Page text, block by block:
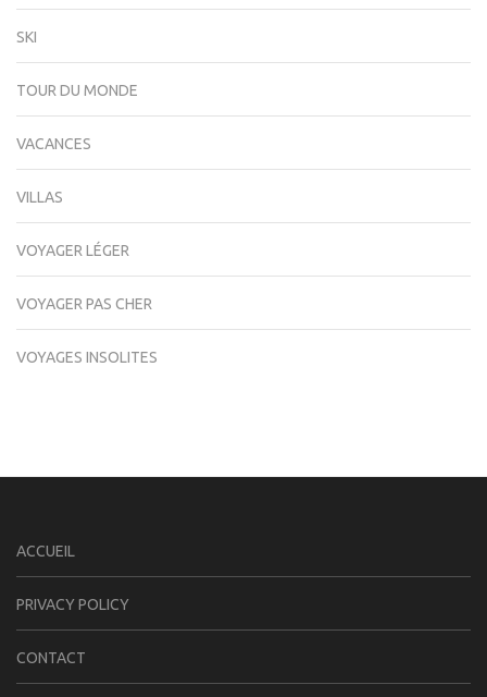
SKI
TOUR DU MONDE
VACANCES
VILLAS
VOYAGER LÉGER
VOYAGER PAS CHER
VOYAGES INSOLITES
ACCUEIL
PRIVACY POLICY
CONTACT